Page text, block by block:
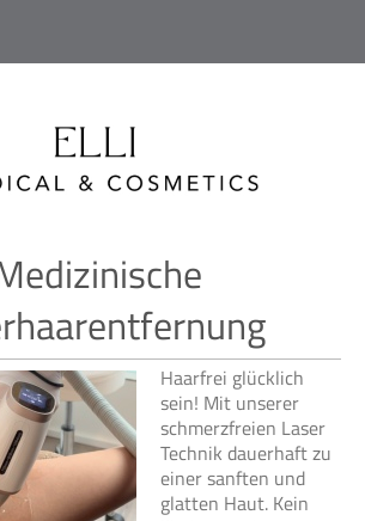
Haarfrei glücklich
sein! Mit unserer
schmerzfreien Laser
Technik dauerhaft zu
einer sanften und
glatten Haut. Kein